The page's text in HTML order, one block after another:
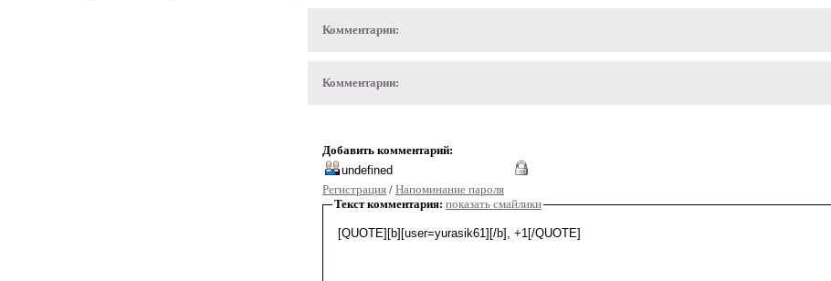
Комментарии:
Комментарии:
Добавить комментарий:
Регистрация / Напоминание пароля
Текст комментария: показать смайлики